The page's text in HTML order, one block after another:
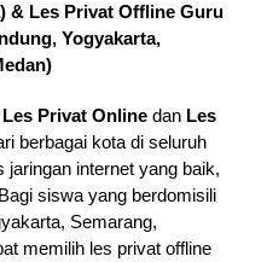
& Les Privat Offline Guru
Yogyakarta,
)
Les Privat Online dan Les
berbagai kota di seluruh
internet yang baik,
siswa yang berdomisili
Semarang,
memilih les privat offline